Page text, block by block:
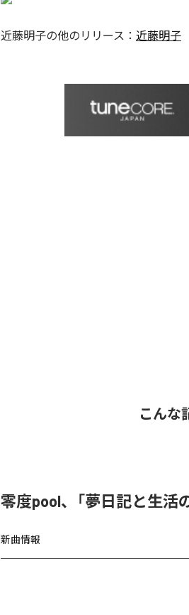
近藤明子の他のリリース： 近藤明子
こんな
零度pool、「夢日記と生活
新曲情報